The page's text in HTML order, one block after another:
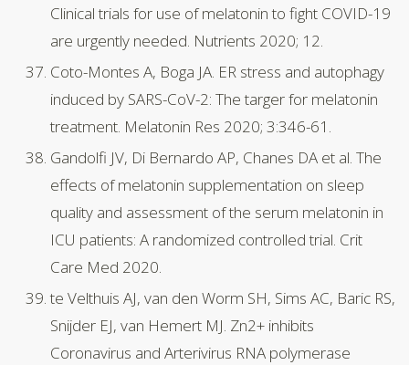
Clinical trials for use of melatonin to fight COVID-19
are urgently needed. Nutrients 2020; 12.
Coto-Montes A, Boga JA. ER stress and autophagy
induced by SARS-CoV-2: The targer for melatonin
treatment. Melatonin Res 2020; 3:346-61.
Gandolfi JV, Di Bernardo AP, Chanes DA et al. The
effects of melatonin supplementation on sleep
quality and assessment of the serum melatonin in
ICU patients: A randomized controlled trial. Crit
Care Med 2020.
te Velthuis AJ, van den Worm SH, Sims AC, Baric RS,
Snijder EJ, van Hemert MJ. Zn2+ inhibits
Coronavirus and Arterivirus RNA polymerase